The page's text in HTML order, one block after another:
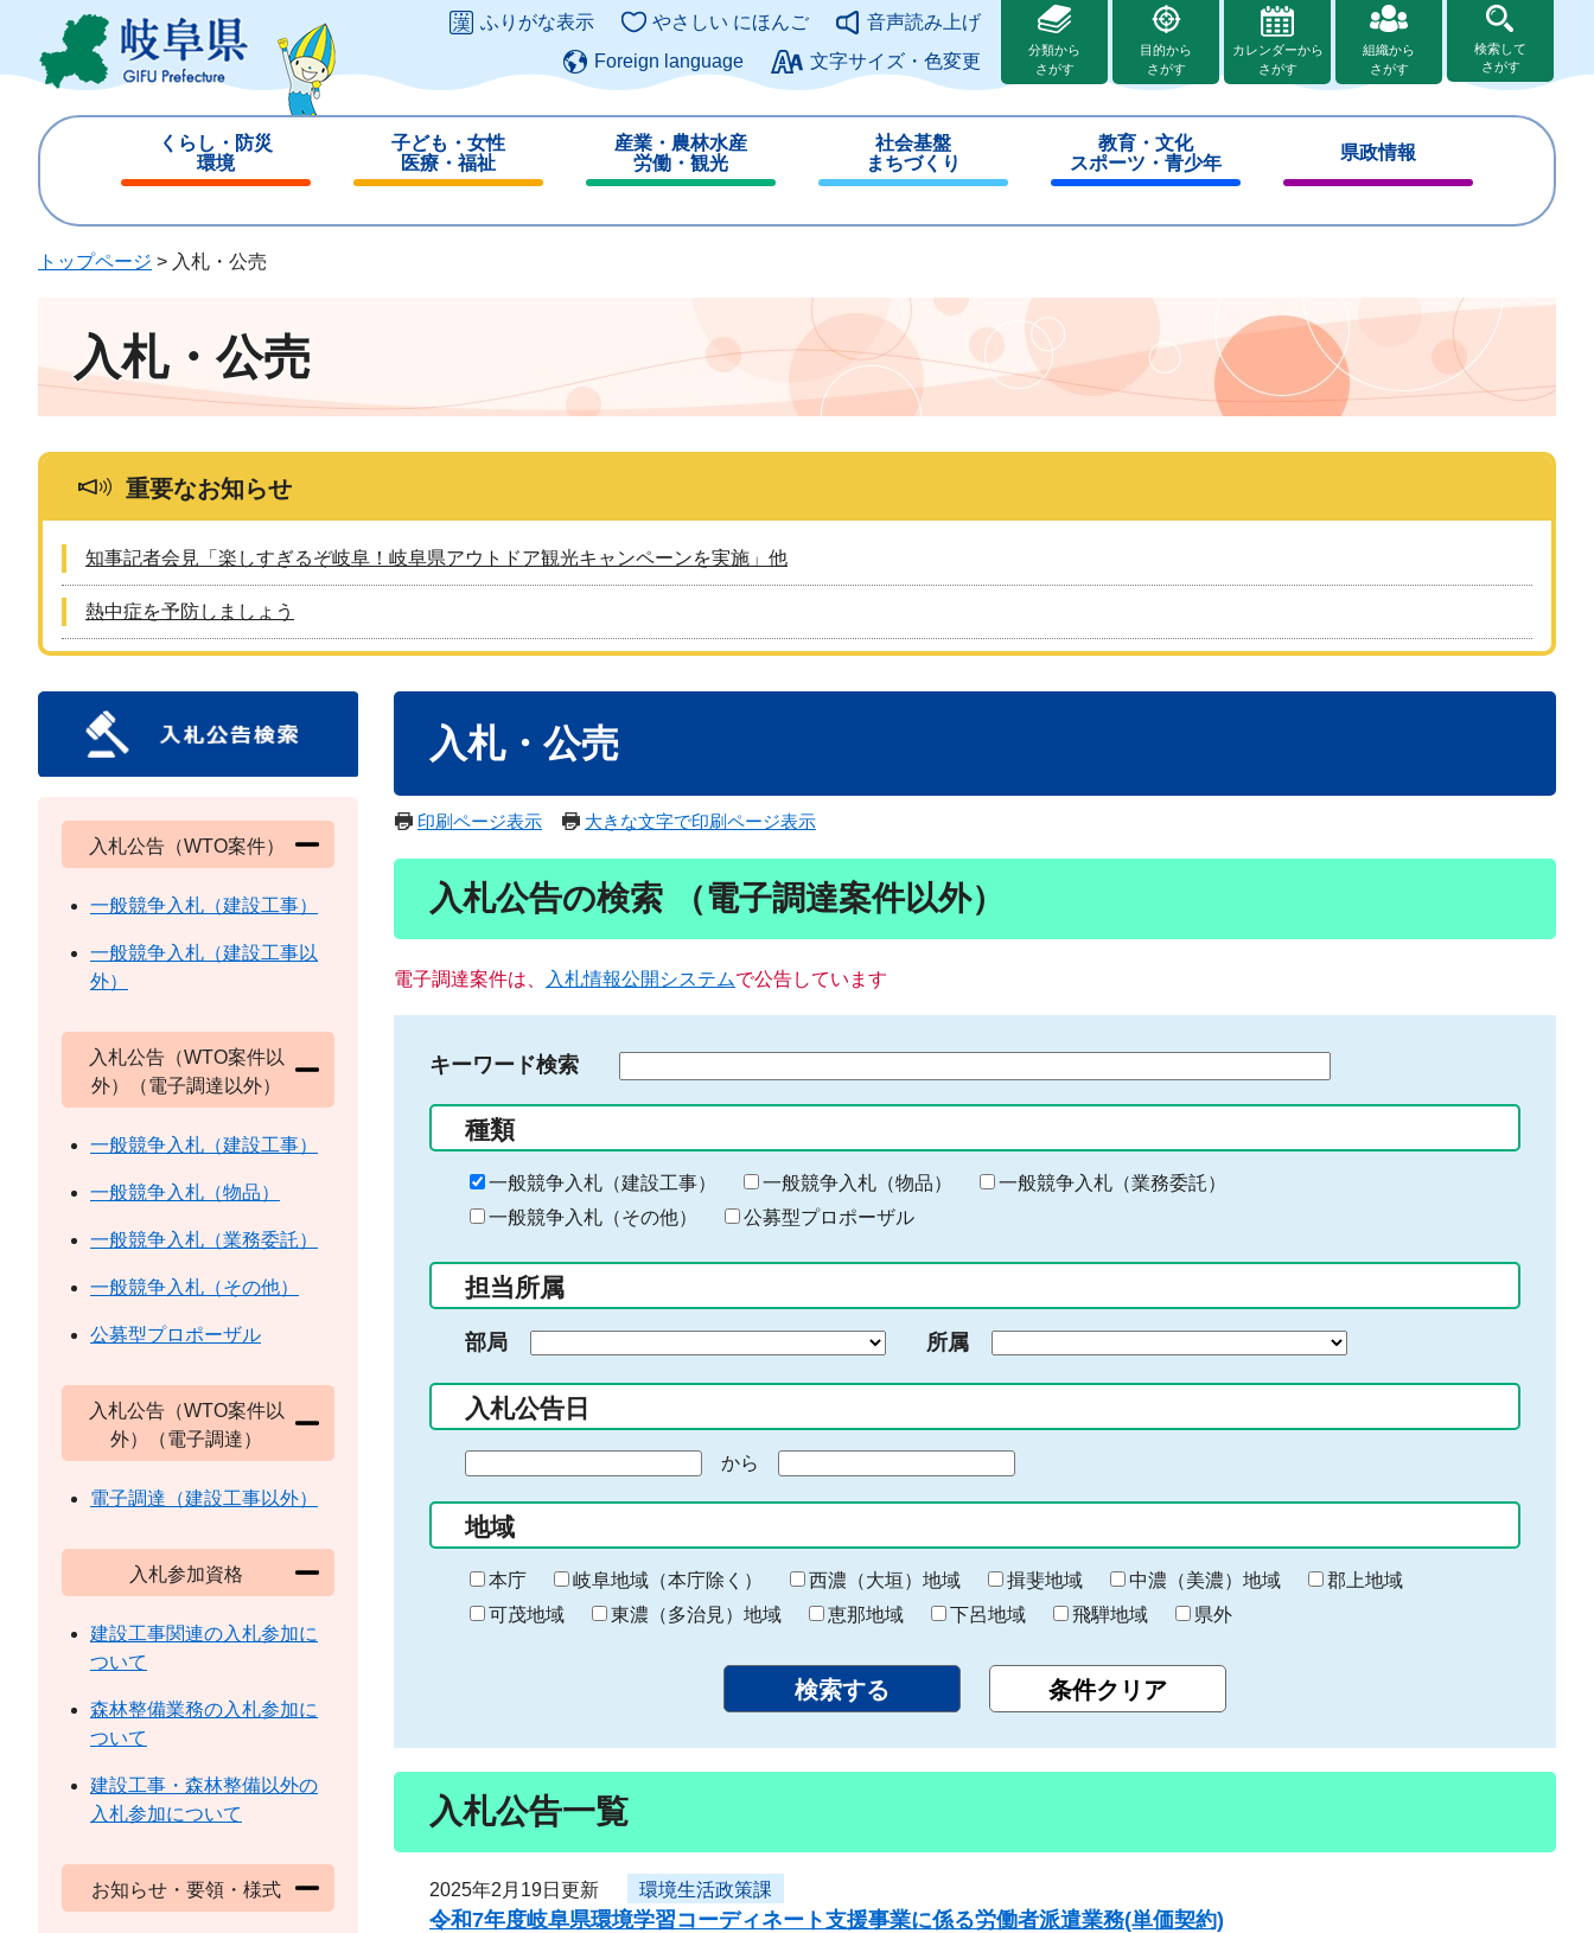
ジ
ュ
このページの本文へ
ふりがな表示 やさしい にほんご
音声読み上げ
Foreign language
文字サイズ・色変更
分類から
さがす
目的から
さがす
カレンダーから
さがす
組織から
さがす
検索して
さがす
くらし・防災
環境
じ
子ども・女性
医療・福祉
じ
産業・農林水産
労働・観光
じ
社会基盤
まちづくり
じ
教育・文化
スポーツ・青少年
じ
県政情報
じ
トップページ > 入札・公売
入札・公売
重要なお知らせ
知事記者会見「楽しすぎるぞ岐阜！岐阜県アウトドア観光キャンペーンを実施」他
熱中症を予防しましょう
入札・公売
印刷ページ表示 大きな文字で印刷ページ表示
入札公告の検索 （電子調達案件以外）
電子調達案件は、 入札情報公開システムで公告しています
キーワード検索
る
キ
ー
ー
入
力
種類
一般競争入札（建設工事） 一般競争入札（物品）
一般競争入札（業務委託）
一般競争入札（その他）
公募型プロポーザル
担当所属
部局 所属
入札公告日
の
始
ま
り
から
終
わ
り
地域
本庁 岐阜地域（本庁除く） 西濃（大垣）地域 揖斐地域 中濃（美濃）地域
郡上地域
可茂地域
東濃（多治見）地域 恵那地域 下呂地域 飛騨地域 県外
入札公告一覧
2025年2月19日更新 環境生活政策課
令和7年度岐阜県環境学習コーディネート支援事業に係る労働者派遣業務(単価契約)
入札公告（WTO案件）
一般競争入札（建設工事）
一般競争入札（建設工事以
外）
入札公告（WTO案件以
外）（電子調達以外）
一般競争入札（建設工事）
一般競争入札（物品）
一般競争入札（業務委託）
一般競争入札（その他）
公募型プロポーザル
入札公告（WTO案件以
外）（電子調達）
電子調達（建設工事以外）
入札参加資格
建設工事関連の入札参加に
ついて
森林整備業務の入札参加に
ついて
建設工事・森林整備以外の
入札参加について
お知らせ・要領・様式